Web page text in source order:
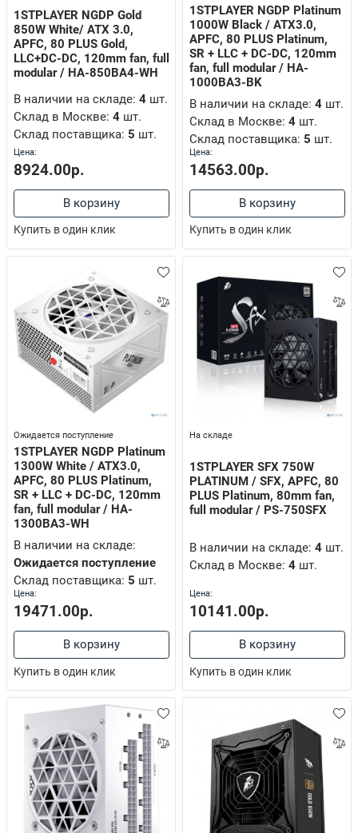
Toshiba, Kyocera Mita, Ricoh, Sharp, Panasonic, Lexmark, F+ Imaging,
обложки, пружинки
устройства
части для сборки и восстановления картриджей
блок розеток.
1STPLAYER NGDP Gold
850W White/ ATX 3.0,
APFC, 80 PLUS Gold,
LLC+DC-DC, 120mm fan, full
modular / HA-850BA4-WH
В наличии на складе: 4шт.
Склад в Москве: 4шт.
Склад поставщика: 5 шт.
Цена:
8924.00р.
В корзину
Купить в один клик
1STPLAYER NGDP Platinum
1000W Black / ATX3.0,
APFC, 80 PLUS Platinum,
SR + LLC + DC-DC, 120mm
fan, full modular / HA-
1000BA3-BK
В наличии на складе: 4шт.
Склад в Москве: 4шт.
Склад поставщика: 5 шт.
Цена:
14563.00р.
В корзину
Купить в один клик
Ожидается поступление
1STPLAYER NGDP Platinum
1300W White / ATX3.0,
APFC, 80 PLUS Platinum,
SR + LLC + DC-DC, 120mm
fan, full modular / HA-
1300BA3-WH
В наличии на складе:
Ожидается поступление
Склад поставщика: 5 шт.
Цена:
19471.00р.
В корзину
Купить в один клик
На складе
1STPLAYER SFX 750W
PLATINUM / SFX, APFC, 80
PLUS Platinum, 80mm fan,
full modular / PS-750SFX
В наличии на складе: 4шт.
Склад в Москве: 4шт.
Цена:
10141.00р.
В корзину
Купить в один клик